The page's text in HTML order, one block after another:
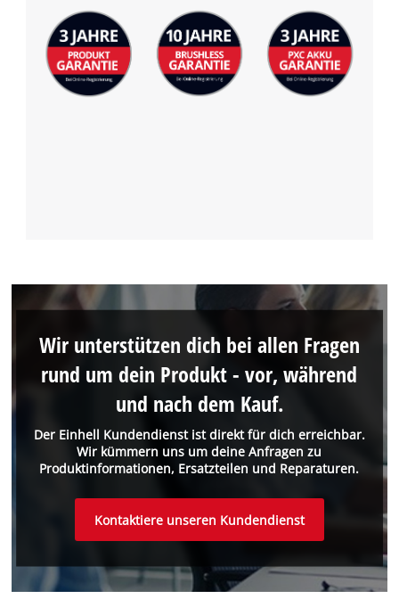
Der Einhell Kundendienst ist direkt für dich erreichbar.
Wir kümmern uns um deine Anfragen zu
Produktinformationen, Ersatzteilen und Reparaturen.
Wir unterstützen dich bei allen Fragen
rund um dein Produkt - vor, während
und nach dem Kauf.
Kontaktiere unseren Kundendienst